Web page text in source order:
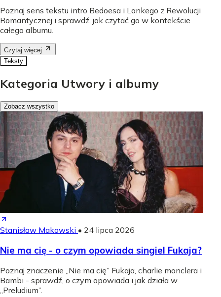
Poznaj sens tekstu intro Bedoesa i Lankego z Rewolucji
Romantycznej i sprawdź, jak czytać go w kontekście
całego albumu.
Czytaj więcej
Teksty
Kategoria Utwory i albumy
Zobacz wszystko
Stanisław Makowski • 24 lipca 2026
Nie ma cię - o czym opowiada singiel Fukaja?
Poznaj znaczenie „Nie ma cię” Fukaja, charlie monclera i
Bambi - sprawdź, o czym opowiada i jak działa w
„Preludium”.